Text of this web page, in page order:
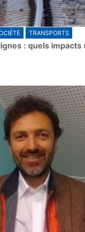
TRANSPORTS
: quels impacts